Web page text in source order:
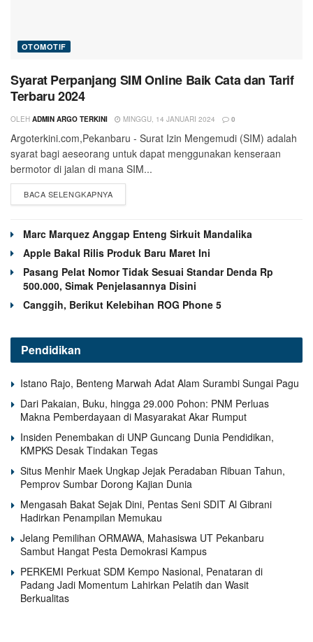
OTOMOTIF
Syarat Perpanjang SIM Online Baik Cata dan Tarif
Terbaru 2024
OLEH ADMIN ARGO TERKINI MINGGU, 14 JANUARI 2024 0
Argoterkini.com,Pekanbaru - Surat Izin Mengemudi (SIM) adalah
syarat bagi aeseorang untuk dapat menggunakan kenseraan
bermotor di jalan di mana SIM...
BACA SELENGKAPNYA
Marc Marquez Anggap Enteng Sirkuit Mandalika
Apple Bakal Rilis Produk Baru Maret Ini
Pasang Pelat Nomor Tidak Sesuai Standar Denda Rp
500.000, Simak Penjelasannya Disini
Canggih, Berikut Kelebihan ROG Phone 5
Pendidikan
Istano Rajo, Benteng Marwah Adat Alam Surambi Sungai Pagu
Dari Pakaian, Buku, hingga 29.000 Pohon: PNM Perluas
Makna Pemberdayaan di Masyarakat Akar Rumput
Insiden Penembakan di UNP Guncang Dunia Pendidikan,
KMPKS Desak Tindakan Tegas
Situs Menhir Maek Ungkap Jejak Peradaban Ribuan Tahun,
Pemprov Sumbar Dorong Kajian Dunia
Mengasah Bakat Sejak Dini, Pentas Seni SDIT Al Gibrani
Hadirkan Penampilan Memukau
Jelang Pemilihan ORMAWA, Mahasiswa UT Pekanbaru
Sambut Hangat Pesta Demokrasi Kampus
PERKEMI Perkuat SDM Kempo Nasional, Penataran di
Padang Jadi Momentum Lahirkan Pelatih dan Wasit
Berkualitas